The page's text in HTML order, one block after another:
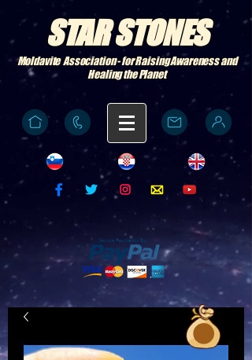
STAR STONES
Moldavite Association - for Raising Awareness and
Healing the Planet